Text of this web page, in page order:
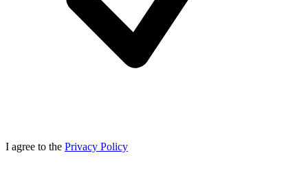
I agree to the Privacy Policy